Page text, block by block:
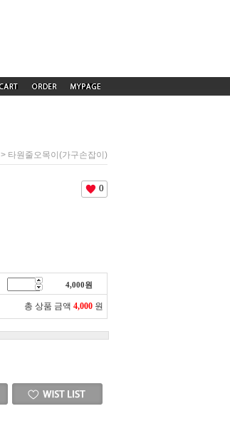
> 타원줄오목이(가구손잡이)
0
4,000원
총 상품 금액 4,000 원